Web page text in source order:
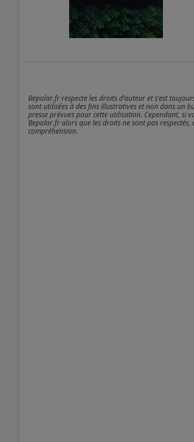
Bepolar.fr respecte les droits d’auteur et s’est
sont utilisées à des fins illustratives et non dans un
presse prévues pour cette utilisation. Cependant, si
Bepolar.fr alors que les droits ne sont pas respectés,
compréhension.